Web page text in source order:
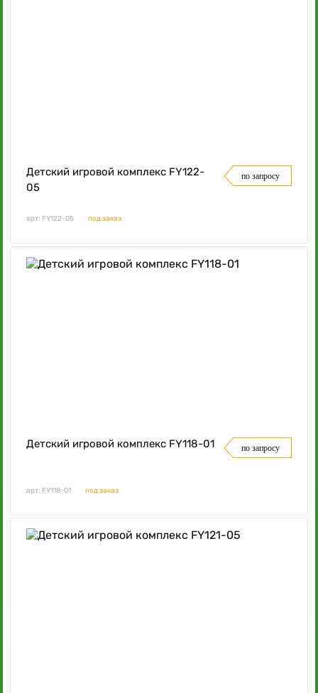
Детский игровой комплекс FY122-
05
по запросу
арт: FY122-05 под заказ
Детский игровой комплекс FY118-01 по запросу
арт: FY118-01 под заказ